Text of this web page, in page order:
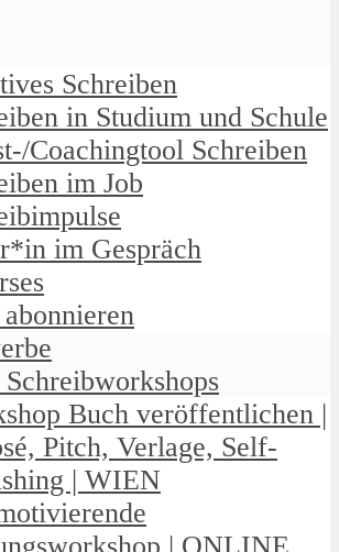
Schreiben
in Studium und Schule
Coachingtool Schreiben
im Job
im Gespräch
Buch veröffentlichen |
Pitch, Verlage, Self-
| WIEN